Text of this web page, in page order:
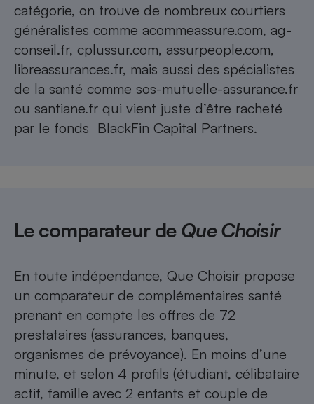
catégorie, on trouve de nombreux courtiers
généralistes comme acommeassure.com, ag-
conseil.fr, cplussur.com, assurpeople.com,
libreassurances.fr, mais aussi des spécialistes
de la santé comme sos-mutuelle-assurance.fr
ou santiane.fr qui vient juste d’être racheté
par le fonds BlackFin Capital Partners.
Le comparateur de Que Choisir
En toute indépendance, Que Choisir propose
un comparateur de complémentaires santé
prenant en compte les offres de 72
prestataires (assurances, banques,
organismes de prévoyance). En moins d’une
minute, et selon 4 profils (étudiant, célibataire
actif, famille avec 2 enfants et couple de